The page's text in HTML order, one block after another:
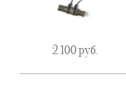
2 100руб.